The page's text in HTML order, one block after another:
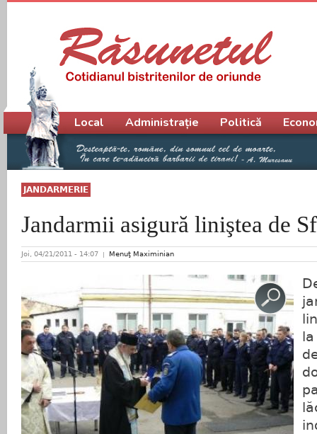
JANDARMERIE
Jandarmii asigură liniştea de
Joi, 04/21/2011 - 14:07 Menuţ Maximinian
Meniu principal
Local Administrație Politică